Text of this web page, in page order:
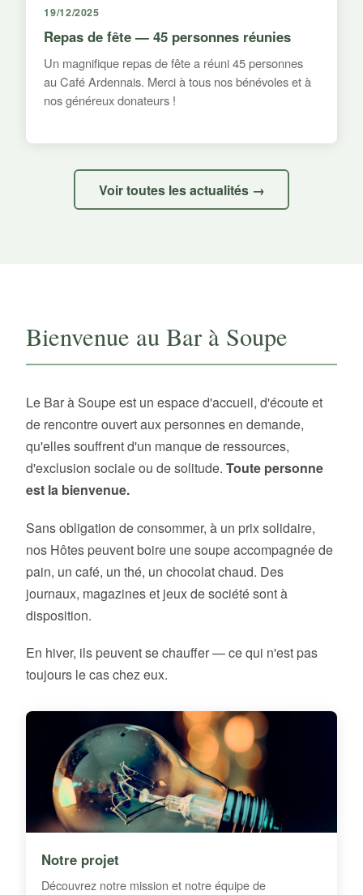
19/12/2025
Repas de fête — 45 personnes réunies
Un magnifique repas de fête a réuni 45 personnes
au Café Ardennais. Merci à tous nos bénévoles et à
nos généreux donateurs !
Voir toutes les actualités →
Bienvenue au Bar à Soupe
Le Bar à Soupe est un espace d'accueil, d'écoute et
de rencontre ouvert aux personnes en demande,
qu'elles souffrent d'un manque de ressources,
d'exclusion sociale ou de solitude. Toute personne
est la bienvenue.
Sans obligation de consommer, à un prix solidaire,
nos Hôtes peuvent boire une soupe accompagnée de
pain, un café, un thé, un chocolat chaud. Des
journaux, magazines et jeux de société sont à
disposition.
En hiver, ils peuvent se chauffer — ce qui n'est pas
toujours le cas chez eux.
Notre projet
Découvrez notre mission et notre équipe de